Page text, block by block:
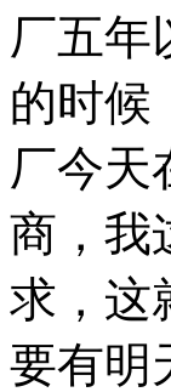
厂五年
的时候
厂今天
商，我
求，这
要有明